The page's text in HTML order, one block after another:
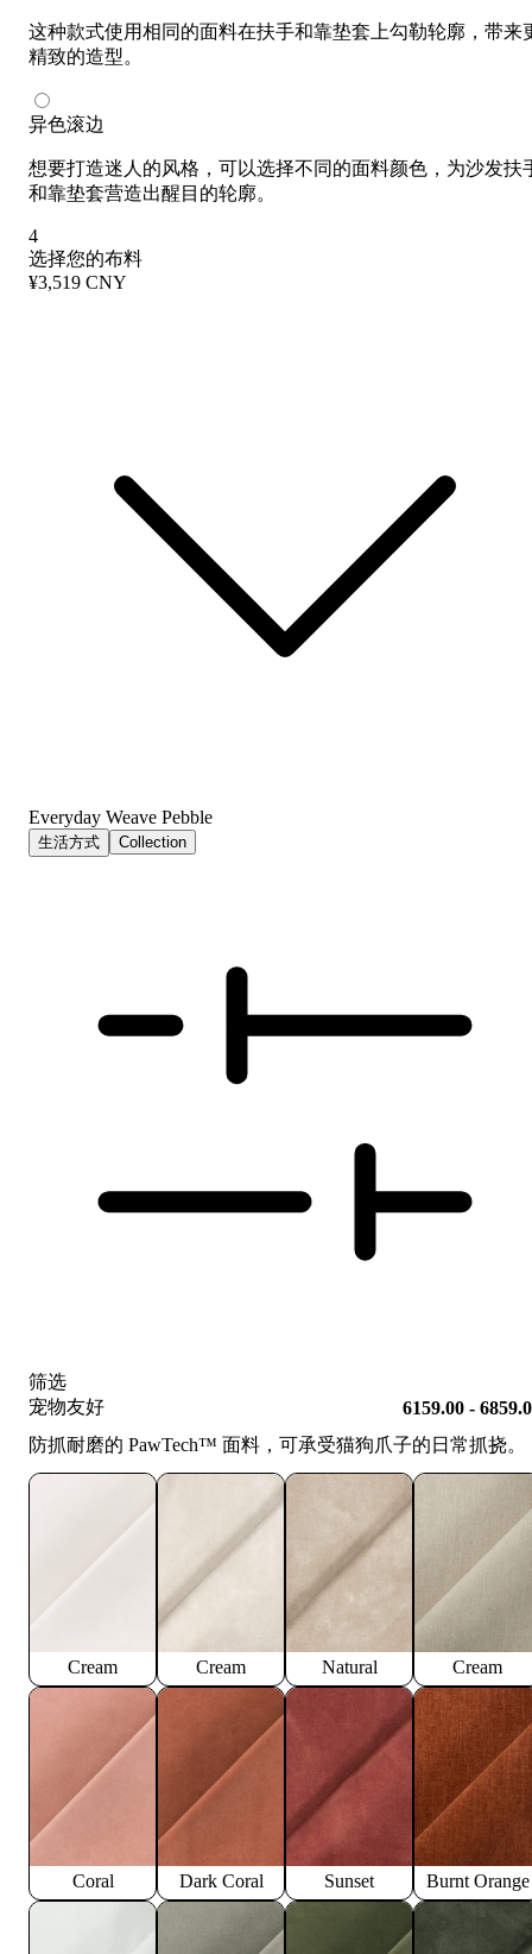
这种款式使用相同的面料在扶手和靠垫套上勾勒轮廓，带来
精致的造型。
异色滚边
想要打造迷人的风格，可以选择不同的面料颜色，为沙发扶
和靠垫套营造出醒目的轮廓。
4
选择您的布料
¥3,519 CNY
Everyday Weave Pebble
生活方式 Collection
筛选
宠物友好
6159.00 -
防抓耐磨的 PawTech™️ 面料，可承受猫狗爪子的日常抓挠。
Cream Cream Natural Cream
Coral Dark Coral Sunset Burnt Orange